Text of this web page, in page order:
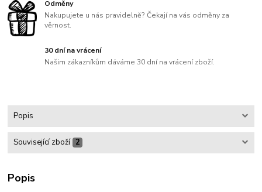
Odměny
Nakupujete u nás pravidelně? Čekají na vás odměny za
věrnost.
30 dní na vrácení
Našim zákazníkům dáváme 30 dní na vrácení zboží.
Popis
Související zboží 2
Popis